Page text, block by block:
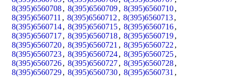
8(395)6560708, 8(395)6560709, 8(395)6560710,
8(395)6560711 , 8(395)6560712 , 8(395)6560713,
8(395)6560714, 8(395)6560715, 8(395)6560716,
8(395)6560717, 8(395)6560718, 8(395)6560719,
8(395)6560720, 8(395)6560721 , 8(395)6560722 ,
8(395)6560723, 8(395)6560724, 8(395)6560725,
8(395)6560726, 8(395)6560727, 8(395)6560728,
8(395)6560729, 8(395)6560730, 8(395)6560731 ,